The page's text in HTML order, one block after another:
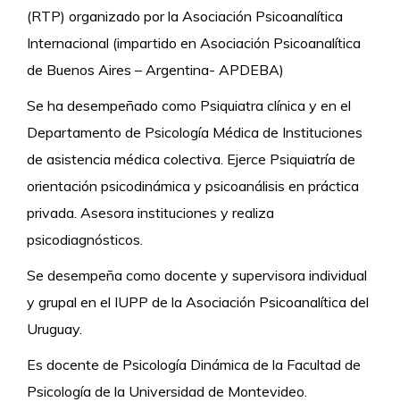
(RTP) organizado por la Asociación Psicoanalítica
Internacional (impartido en Asociación Psicoanalítica
de Buenos Aires – Argentina- APDEBA)
Se ha desempeñado como Psiquiatra clínica y en el
Departamento de Psicología Médica de Instituciones
de asistencia médica colectiva. Ejerce Psiquiatría de
orientación psicodinámica y psicoanálisis en práctica
privada. Asesora instituciones y realiza
psicodiagnósticos.
Se desempeña como docente y supervisora individual
y grupal en el IUPP de la Asociación Psicoanalítica del
Uruguay.
Es docente de Psicología Dinámica de la Facultad de
Psicología de la Universidad de Montevideo.